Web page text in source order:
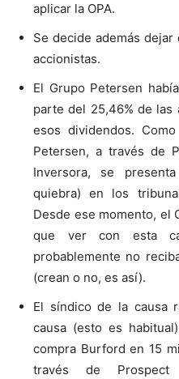
aplicar la OPA.
Se decide además
accionistas.
El Grupo Petersen
parte del 25,46% de
esos dividendos.
Petersen, a través de
Inversora, se
quiebra) en los
Desde ese momento, el
que ver con esta
probablemente no
(crean o no, es así).
El síndico de la causa
causa (esto es
compra Burford en 15
través de Prospect